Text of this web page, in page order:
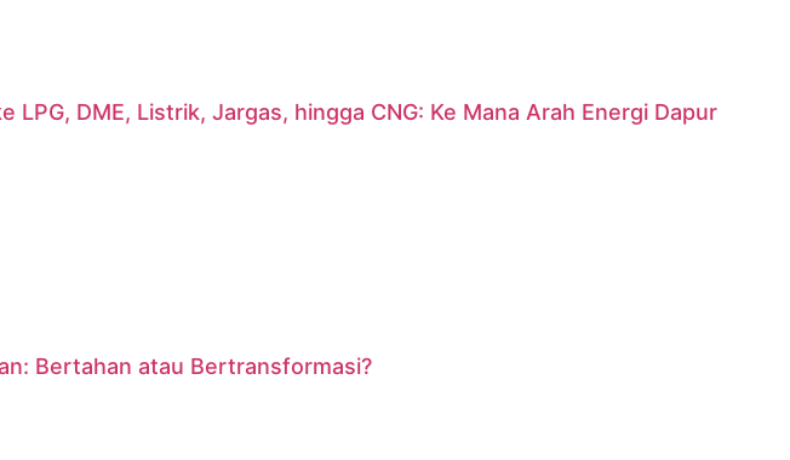
LPG, DME, Listrik, Jargas, hingga CNG: Ke Mana Arah Energi Dapur
Bertahan atau Bertransformasi?